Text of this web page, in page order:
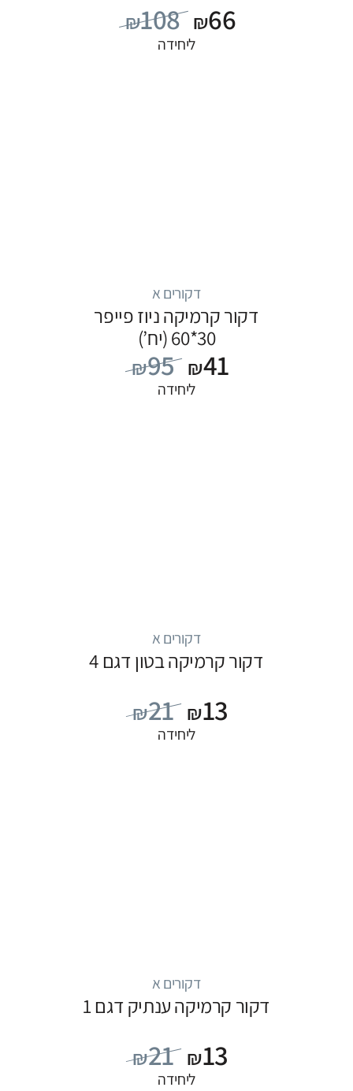
₪108 ₪66
ליחידה
דקורים א
דקור קרמיקה ניוז פייפר
30*60 (יח’)
₪95 ₪41
ליחידה
דקורים א
דקור קרמיקה בטון דגם 4
₪21 ₪13
ליחידה
דקורים א
דקור קרמיקה ענתיק דגם 1
₪21 ₪13
ליחידה